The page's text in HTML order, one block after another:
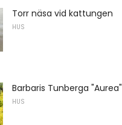
Torr näsa vid kattungen
HUS
Barbaris Tunberga "Aurea"
HUS